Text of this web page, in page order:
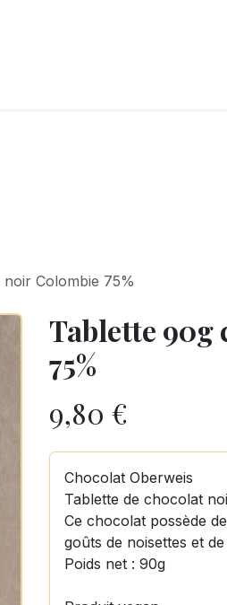
Colombie 75%
Tablette 90g
75%
9,80 €
Chocolat Oberweis
Tablette de chocolat
Ce chocolat possède
goûts de noisettes et
Poids net : 90g